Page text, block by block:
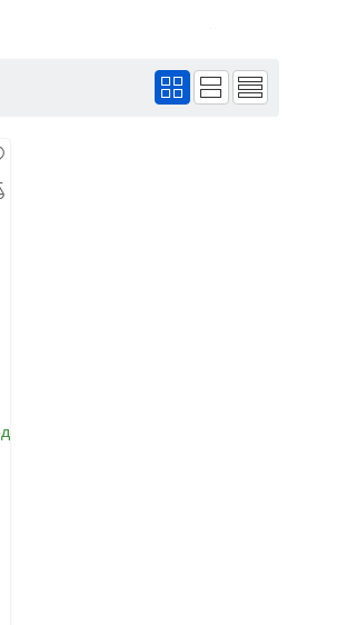
этого вам необходимо перейти в
натуральности и качества
и тканей - основные